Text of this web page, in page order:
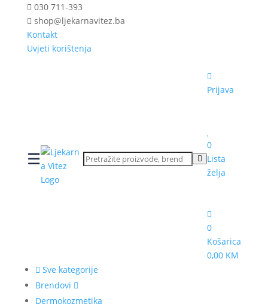
030 711-393
shop@ljekarnavitez.ba
Kontakt
Uvjeti korištenja
☰
Prijava
0
Lista
želja
0
Košarica
0,00 KM
Sve kategorije
Brendovi
Dermokozmetika